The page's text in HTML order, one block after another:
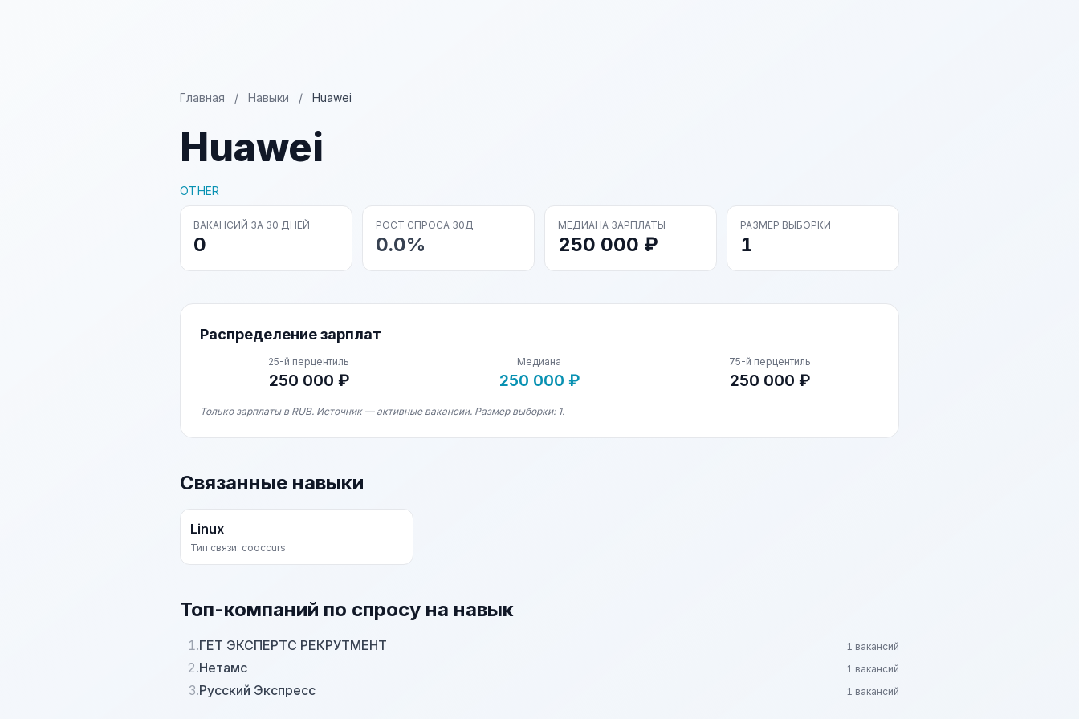
Главная / Навыки / Huawei
Huawei
OTHER
ВАКАНСИЙ ЗА 30 ДНЕЙ
0
РОСТ СПРОСА 30Д
0.0%
МЕДИАНА ЗАРПЛАТЫ
250 000 ₽
РАЗМЕР ВЫБОРКИ
1
Распределение зарплат
25-й перцентиль
250 000 ₽
Медиана
250 000 ₽
75-й перцентиль
250 000 ₽
Только зарплаты в RUB. Источник — активные вакансии. Размер выборки: 1.
Связанные навыки
Linux
Тип связи: cooccurs
Топ-компаний по спросу на навык
1.ГЕТ ЭКСПЕРТС РЕКРУТМЕНТ 1 вакансий
2.Нетамс 1 вакансий
3.Русский Экспресс 1 вакансий